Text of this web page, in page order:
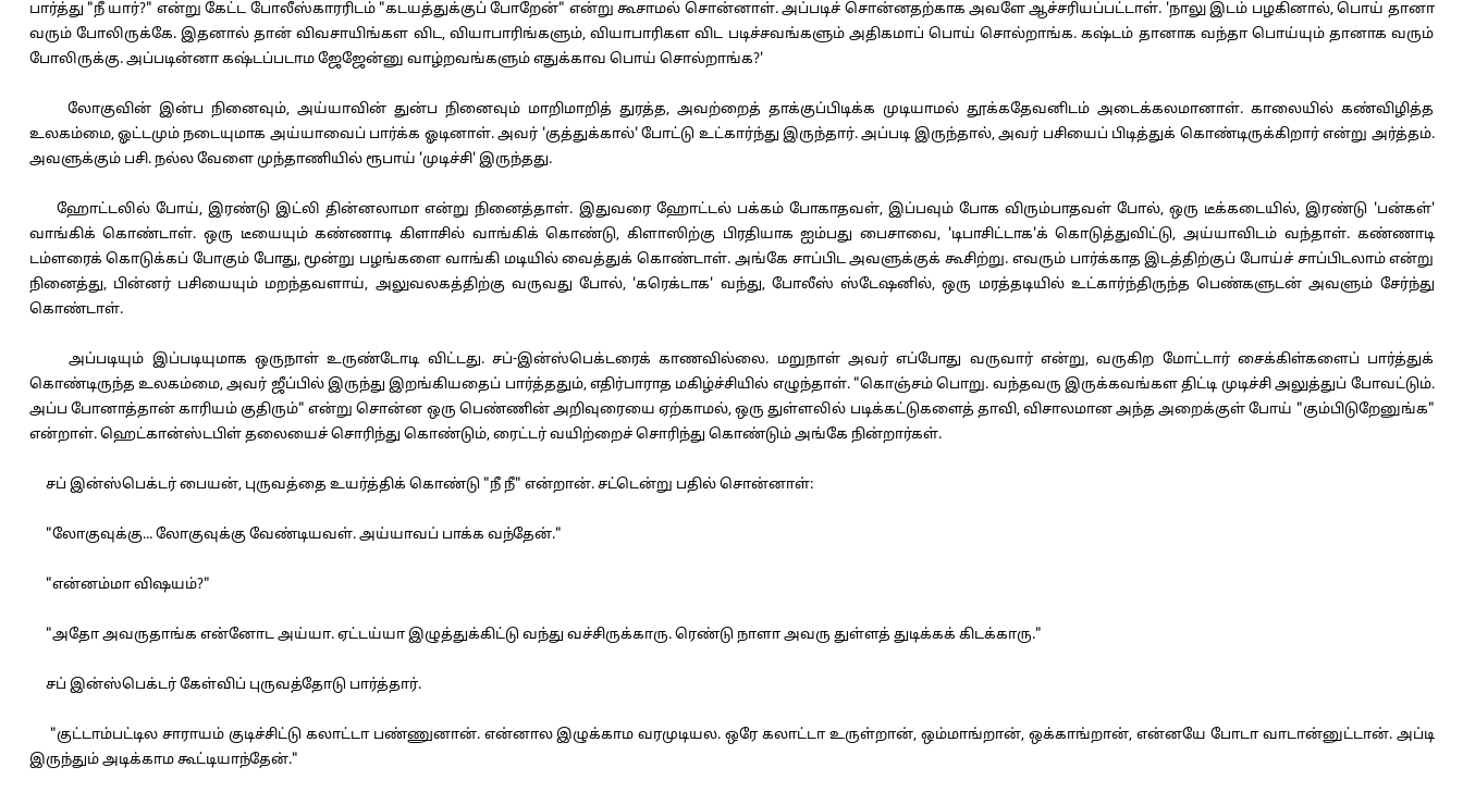
பார்த்து "நீ யார்?" என்று கேட்ட போலீஸ்காரரிடம் "கடயத்துக்குப் போறேன்" என்று கூசாமல் சொன்னாள். அப்படிச் சொன்னதற்காக அவளே ஆச்சரியப்பட்டாள். 'நாலு இடம் பழகினால், பொய் தானா
வரும் போலிருக்கே. இதனால் தான் விவசாயிங்கள விட, வியாபாரிங்களும், வியாபாரிகள விட படிச்சவங்களும் அதிகமாப் பொய் சொல்றாங்க. கஷ்டம் தானாக வந்தா பொய்யும் தானாக வரும்
போலிருக்கு. அப்படின்னா கஷ்டப்படாம ஜேஜேன்னு வாழ்றவங்களும் எதுக்காவ பொய் சொல்றாங்க?'
லோகுவின் இன்ப நினைவும், அய்யாவின் துன்ப நினைவும் மாறிமாறித் துரத்த, அவற்றைத் தாக்குப்பிடிக்க முடியாமல் தூக்கதேவனிடம் அடைக்கலமானாள். காலையில் கண்விழித்த
உலகம்மை, ஓட்டமும் நடையுமாக அய்யாவைப் பார்க்க ஓடினாள். அவர் 'குத்துக்கால்' போட்டு உட்கார்ந்து இருந்தார். அப்படி இருந்தால், அவர் பசியைப் பிடித்துக் கொண்டிருக்கிறார் என்று அர்த்தம்.
அவளுக்கும் பசி. நல்ல வேளை முந்தாணியில் ரூபாய் 'முடிச்சி' இருந்தது.
ஹோட்டலில் போய், இரண்டு இட்லி தின்னலாமா என்று நினைத்தாள். இதுவரை ஹோட்டல் பக்கம் போகாதவள், இப்பவும் போக விரும்பாதவள் போல், ஒரு டீக்கடையில், இரண்டு 'பன்கள்'
வாங்கிக் கொண்டாள். ஒரு டீயையும் கண்ணாடி கிளாசில் வாங்கிக் கொண்டு, கிளாஸிற்கு பிரதியாக ஐம்பது பைசாவை, 'டிபாசிட்டாக'க் கொடுத்துவிட்டு, அய்யாவிடம் வந்தாள். கண்ணாடி
டம்ளரைக் கொடுக்கப் போகும் போது, மூன்று பழங்களை வாங்கி மடியில் வைத்துக் கொண்டாள். அங்கே சாப்பிட அவளுக்குக் கூசிற்று. எவரும் பார்க்காத இடத்திற்குப் போய்ச் சாப்பிடலாம் என்று
நினைத்து, பின்னர் பசியையும் மறந்தவளாய், அலுவலகத்திற்கு வருவது போல், 'கரெக்டாக' வந்து, போலீஸ் ஸ்டேஷனில், ஒரு மரத்தடியில் உட்கார்ந்திருந்த பெண்களுடன் அவளும் சேர்ந்து
கொண்டாள்.
அப்படியும் இப்படியுமாக ஒருநாள் உருண்டோடி விட்டது. சப்-இன்ஸ்பெக்டரைக் காணவில்லை. மறுநாள் அவர் எப்போது வருவார் என்று, வருகிற மோட்டார் சைக்கிள்களைப் பார்த்துக்
கொண்டிருந்த உலகம்மை, அவர் ஜீப்பில் இருந்து இறங்கியதைப் பார்த்ததும், எதிர்பாராத மகிழ்ச்சியில் எழுந்தாள். "கொஞ்சம் பொறு. வந்தவரு இருக்கவங்கள திட்டி முடிச்சி அலுத்துப் போவட்டும்.
அப்ப போனாத்தான் காரியம் குதிரும்" என்று சொன்ன ஒரு பெண்ணின் அறிவுரையை ஏற்காமல், ஒரு துள்ளலில் படிக்கட்டுகளைத் தாவி, விசாலமான அந்த அறைக்குள் போய் "கும்பிடுறேனுங்க"
என்றாள். ஹெட்கான்ஸ்டபிள் தலையைச் சொரிந்து கொண்டும், ரைட்டர் வயிற்றைச் சொரிந்து கொண்டும் அங்கே நின்றார்கள்.
சப் இன்ஸ்பெக்டர் பையன், புருவத்தை உயர்த்திக் கொண்டு "நீ நீ" என்றான். சட்டென்று பதில் சொன்னாள்:
"லோகுவுக்கு... லோகுவுக்கு வேண்டியவள். அய்யாவப் பாக்க வந்தேன்."
"என்னம்மா விஷயம்?"
"அதோ அவருதாங்க என்னோட அய்யா. ஏட்டய்யா இழுத்துக்கிட்டு வந்து வச்சிருக்காரு. ரெண்டு நாளா அவரு துள்ளத் துடிக்கக் கிடக்காரு."
சப் இன்ஸ்பெக்டர் கேள்விப் புருவத்தோடு பார்த்தார்.
"குட்டாம்பட்டில சாராயம் குடிச்சிட்டு கலாட்டா பண்ணுனான். என்னால இழுக்காம வரமுடியல. ஒரே கலாட்டா உருள்றான், ஒம்மாங்றான், ஒக்காங்றான், என்னயே போடா வாடான்னுட்டான். அப்டி
இருந்தும் அடிக்காம கூட்டியாந்தேன்."